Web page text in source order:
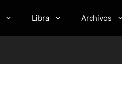
Libra Archivos